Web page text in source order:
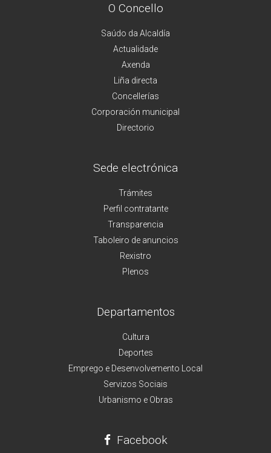
O Concello
Saúdo da Alcaldía
Actualidade
Axenda
Liña directa
Concellerías
Corporación municipal
Directorio
Sede electrónica
Trámites
Perfil contratante
Transparencia
Taboleiro de anuncios
Rexistro
Plenos
Departamentos
Cultura
Deportes
Emprego e Desenvolvemento Local
Servizos Sociais
Urbanismo e Obras
Facebook